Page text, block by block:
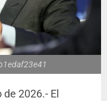
2026.- El